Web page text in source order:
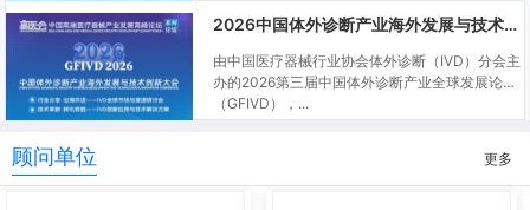
2026中国体外诊断产业海外发展与技术创新大会
由中国医疗器械行业协会体外诊断（IVD）分会主
办的2026第三届中国体外诊断产业全球发展论坛
（GFIVD），...
顾问单位 更多